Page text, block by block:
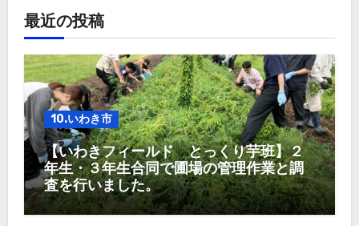
最近の投稿
10.いわき市
【いわきフィールド とっくり芋班】２
年生・３年生合同で圃場の管理作業と調
査を行いました。